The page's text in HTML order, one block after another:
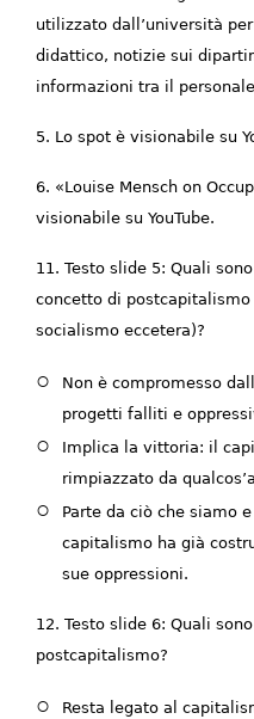
utilizzato dall’università
didattico, notizie sui
informazioni tra il
5. Lo spot è visionabile su
6. «Louise Mensch on
visionabile su YouTube.
11. Testo slide 5: Quali
concetto di
socialismo eccetera)?
Non è compromesso
progetti falliti e
Implica la vittoria: il
rimpiazzato da
Parte da ciò che siamo
capitalismo ha già
sue oppressioni.
12. Testo slide 6: Quali
postcapitalismo?
Resta legato al